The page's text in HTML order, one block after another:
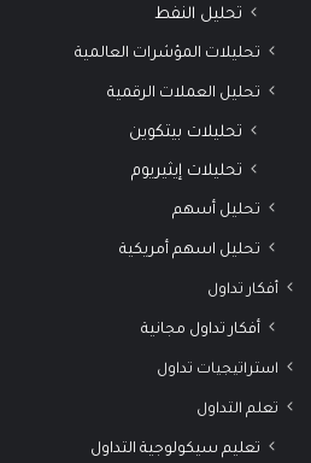
تحليل النفط
تحليلات المؤشرات العالمية
تحليل العملات الرقمية
تحليلات بيتكوين
تحليلات إيثيريوم
تحليل أسهم
تحليل اسهم أمريكية
أفكار تداول
أفكار تداول مجانية
استراتيجيات تداول
تعلم التداول
تعليم سيكولوجية التداول